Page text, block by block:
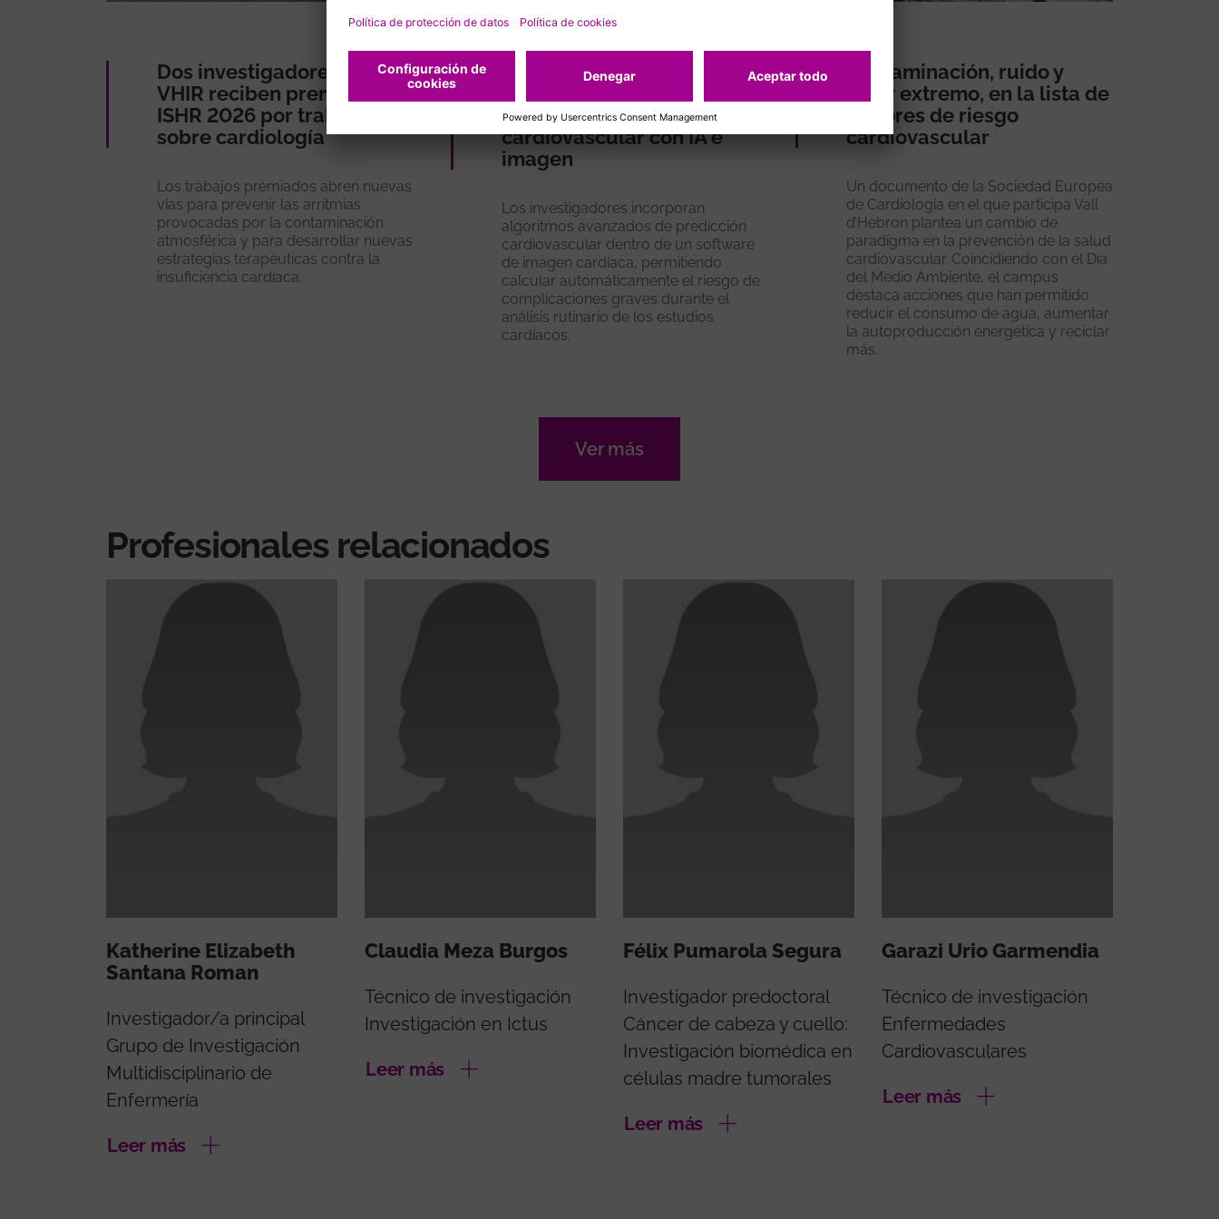
Dos investigadores del
VHIR reciben premios en la
ISHR 2026 por trabajos
sobre cardiología
Los trabajos premiados abren nuevas
vías para prevenir las arritmias
provocadas por la contaminación
atmosférica y para desarrollar nuevas
estrategias terapéuticas contra la
insuficiencia cardíaca.
Desarrollamos una
estratificación del riesgo
cardiovascular con IA e
imagen
Los investigadores incorporan
algoritmos avanzados de predicción
cardiovascular dentro de un software
de imagen cardíaca, permitiendo
calcular automáticamente el riesgo de
complicaciones graves durante el
análisis rutinario de los estudios
cardíacos.
Contaminación, ruido y
calor extremo, en la lista de
factores de riesgo
cardiovascular
Un documento de la Sociedad Europea
de Cardiología en el que participa Vall
d’Hebron plantea un cambio de
paradigma en la prevención de la salud
cardiovascular. Coincidiendo con el Día
del Medio Ambiente, el campus
destaca acciones que han permitido
reducir el consumo de agua, aumentar
la autoproducción energética y reciclar
más.
Ver más
Profesionales relacionados
Katherine Elizabeth
Santana Roman
Investigador/a principal
Grupo de Investigación
Multidisciplinario de
Enfermería
Leer más
Claudia Meza Burgos
Técnico de investigación
Investigación en Ictus
Leer más
Félix Pumarola Segura
Investigador predoctoral
Cáncer de cabeza y cuello:
Investigación biomédica en
células madre tumorales
Leer más
Garazi Urio Garmendia
Técnico de investigación
Enfermedades
Cardiovasculares
Leer más